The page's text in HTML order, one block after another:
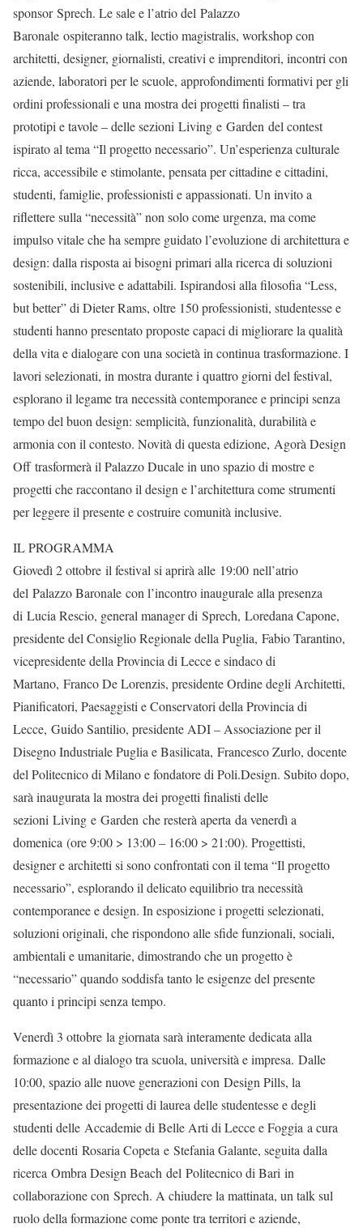
sponsor Sprech. Le sale e l’atrio del Palazzo
Baronale ospiteranno talk, lectio magistralis, workshop con
architetti, designer, giornalisti, creativi e imprenditori, incontri con
aziende, laboratori per le scuole, approfondimenti formativi per gli
ordini professionali e una mostra dei progetti finalisti – tra
prototipi e tavole – delle sezioni Living e Garden del contest
ispirato al tema “Il progetto necessario”. Un’esperienza culturale
ricca, accessibile e stimolante, pensata per cittadine e cittadini,
studenti, famiglie, professionisti e appassionati. Un invito a
riflettere sulla “necessità” non solo come urgenza, ma come
impulso vitale che ha sempre guidato l’evoluzione di architettura e
design: dalla risposta ai bisogni primari alla ricerca di soluzioni
sostenibili, inclusive e adattabili. Ispirandosi alla filosofia “Less,
but better” di Dieter Rams, oltre 150 professionisti, studentesse e
studenti hanno presentato proposte capaci di migliorare la qualità
della vita e dialogare con una società in continua trasformazione. I
lavori selezionati, in mostra durante i quattro giorni del festival,
esplorano il legame tra necessità contemporanee e principi senza
tempo del buon design: semplicità, funzionalità, durabilità e
armonia con il contesto. Novità di questa edizione, Agorà Design
Off trasformerà il Palazzo Ducale in uno spazio di mostre e
progetti che raccontano il design e l’architettura come strumenti
per leggere il presente e costruire comunità inclusive.
IL PROGRAMMA
Giovedì 2 ottobre il festival si aprirà alle 19:00 nell’atrio
del Palazzo Baronale con l’incontro inaugurale alla presenza
di Lucia Rescio, general manager di Sprech, Loredana Capone,
presidente del Consiglio Regionale della Puglia, Fabio Tarantino,
vicepresidente della Provincia di Lecce e sindaco di
Martano, Franco De Lorenzis, presidente Ordine degli Architetti,
Pianificatori, Paesaggisti e Conservatori della Provincia di
Lecce, Guido Santilio, presidente ADI – Associazione per il
Disegno Industriale Puglia e Basilicata, Francesco Zurlo, docente
del Politecnico di Milano e fondatore di Poli.Design. Subito dopo,
sarà inaugurata la mostra dei progetti finalisti delle
sezioni Living e Garden che resterà aperta da venerdì a
domenica (ore 9:00 > 13:00 – 16:00 > 21:00). Progettisti,
designer e architetti si sono confrontati con il tema “Il progetto
necessario”, esplorando il delicato equilibrio tra necessità
contemporanee e design. In esposizione i progetti selezionati,
soluzioni originali, che rispondono alle sfide funzionali, sociali,
ambientali e umanitarie, dimostrando che un progetto è
“necessario” quando soddisfa tanto le esigenze del presente
quanto i principi senza tempo.
Venerdì 3 ottobre la giornata sarà interamente dedicata alla
formazione e al dialogo tra scuola, università e impresa. Dalle
10:00, spazio alle nuove generazioni con Design Pills, la
presentazione dei progetti di laurea delle studentesse e degli
studenti delle Accademie di Belle Arti di Lecce e Foggia a cura
delle docenti Rosaria Copeta e Stefania Galante, seguita dalla
ricerca Ombra Design Beach del Politecnico di Bari in
collaborazione con Sprech. A chiudere la mattinata, un talk sul
ruolo della formazione come ponte tra territori e aziende,